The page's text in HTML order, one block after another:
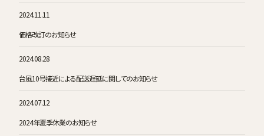
2024.11.11
価格改訂のお知らせ
2024.08.28
台風10号接近による配送遅延に関してのお知らせ
2024.07.12
2024年夏季休業のお知らせ